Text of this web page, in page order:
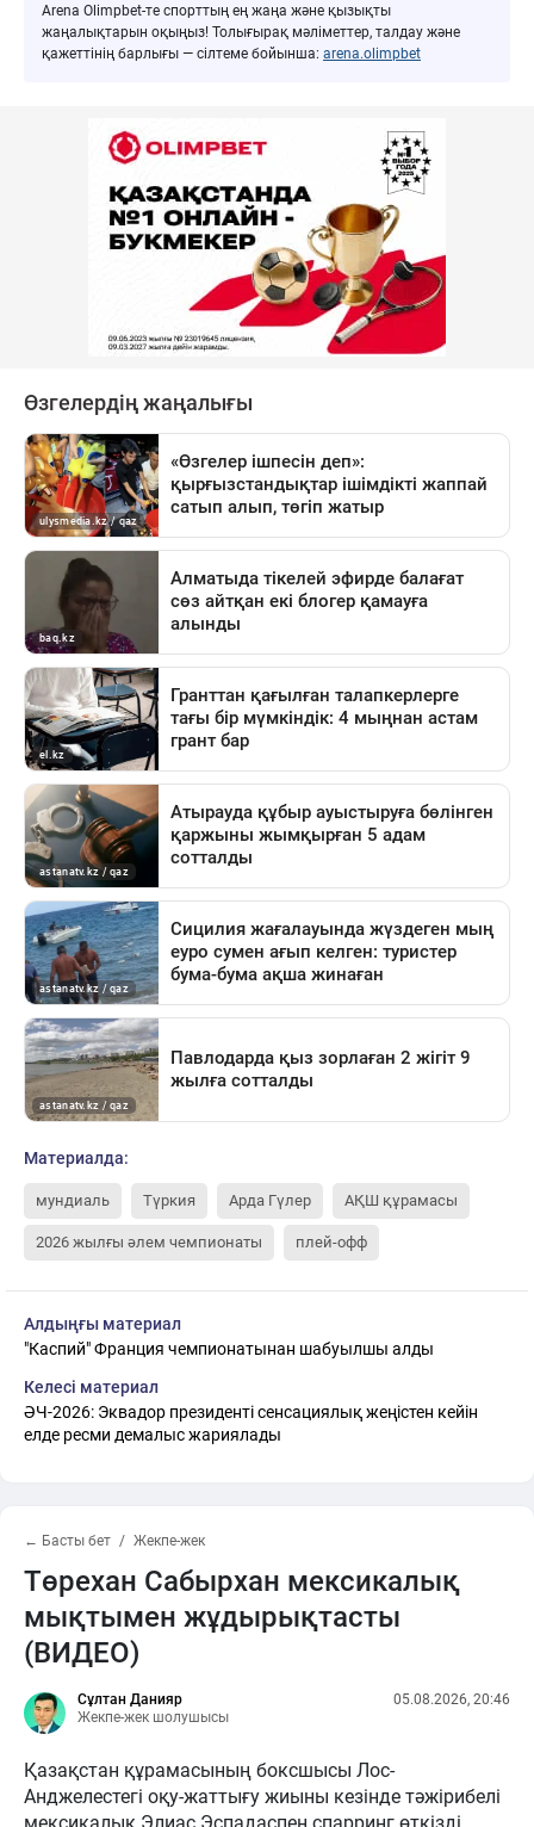
Arena Olimpbet-те спорттың ең жаңа және қызықты
жаңалықтарын оқыңыз! Толығырақ мәліметтер, талдау және
қажеттінің барлығы — сілтеме бойынша: arena.olimpbet
Материалда:
мундиаль Түркия Арда Гүлер АҚШ құрамасы
2026 жылғы әлем чемпионаты плей-офф
Алдыңғы материал
"Каспий" Франция чемпионатынан шабуылшы алды
Келесі материал
ӘЧ-2026: Эквадор президенті сенсациялық жеңістен кейін
елде ресми демалыс жариялады
← Басты бет Жекпе-жек
Төрехан Сабырхан мексикалық
мықтымен жұдырықтасты
(ВИДЕО)
Сұлтан Данияр
Жекпе-жек шолушысы
05.08.2026, 20:46
Қазақстан құрамасының боксшысы Лос-
Анджелестегі оқу-жаттығу жиыны кезінде тәжірибелі